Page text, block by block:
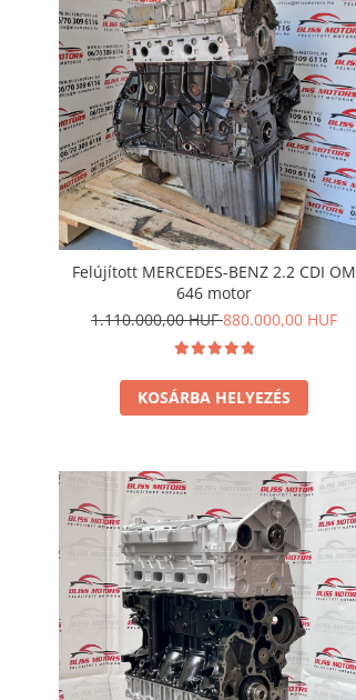
Felújított MERCEDES-BENZ 2.2 CDI OM
646 motor
1.110.000,00 HUF880.000,00 HUF
KOSÁRBA HELYEZÉS